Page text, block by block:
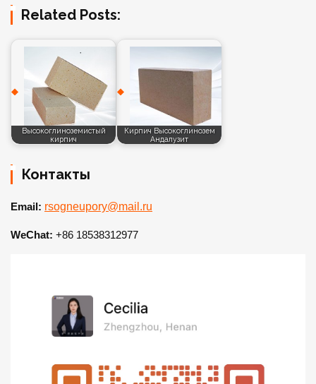
Related Posts:
Высокоглиноземистый
кирпич
Кирпич Высокоглинозем
Андалузит
Контакты
Email: rsogneupory@mail.ru
WeChat: +86 18538312977